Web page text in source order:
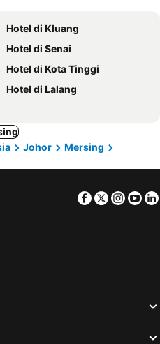
Hotel di Kluang
Hotel di Senai
Hotel di Kota Tinggi
Hotel di Lalang
Johor
Mersing
Facebook
Twitter